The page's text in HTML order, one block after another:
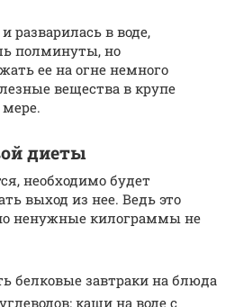
разварилась в воде,
полминуты, но
ее на огне немного
вещества в крупе
диеты
необходимо будет
выход из нее. Ведь это
ненужные килограммы не
белковые завтраки на блюда
каши на воде с